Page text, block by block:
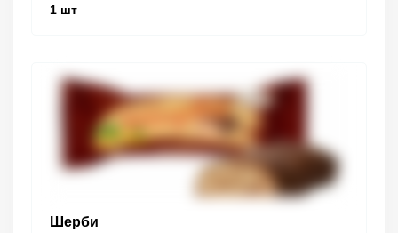
1 шт
Шерби